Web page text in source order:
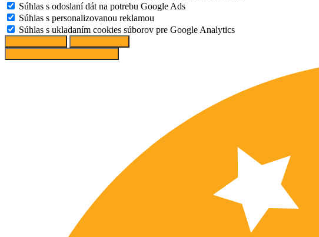
Súhlas s odoslaní dát na potrebu Google Ads
Súhlas s personalizovanou reklamou
Súhlas s ukladaním cookies súborov pre Google Analytics